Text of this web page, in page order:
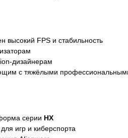
высокий FPS и стабильность
дизайнерам
с тяжёлыми
серии HX
игр и киберспорта